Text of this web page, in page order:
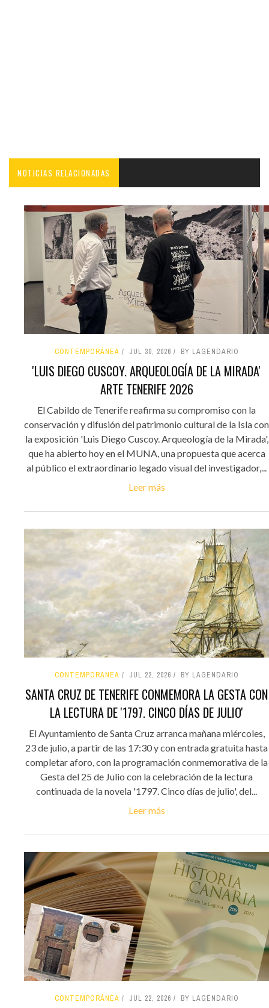
NOTICIAS RELACIONADAS
CONTEMPORÁNEA JUL 30, 2026 BY LAGENDARIO
'LUIS DIEGO CUSCOY. ARQUEOLOGÍA DE LA MIRADA'
ARTE TENERIFE 2026
El Cabildo de Tenerife reafirma su compromiso con la
conservación y difusión del patrimonio cultural de la Isla con
la exposición 'Luis Diego Cuscoy. Arqueología de la Mirada',
que ha abierto hoy en el MUNA, una propuesta que acerca
al público el extraordinario legado visual del investigador,...
Leer más
CONTEMPORÁNEA JUL 22, 2026 BY LAGENDARIO
SANTA CRUZ DE TENERIFE CONMEMORA LA GESTA CON
LA LECTURA DE '1797. CINCO DÍAS DE JULIO'
El Ayuntamiento de Santa Cruz arranca mañana miércoles,
23 de julio, a partir de las 17:30 y con entrada gratuita hasta
completar aforo, con la programación conmemorativa de la
Gesta del 25 de Julio con la celebración de la lectura
continuada de la novela '1797. Cinco días de julio', del...
Leer más
CONTEMPORÁNEA JUL 22, 2026 BY LAGENDARIO